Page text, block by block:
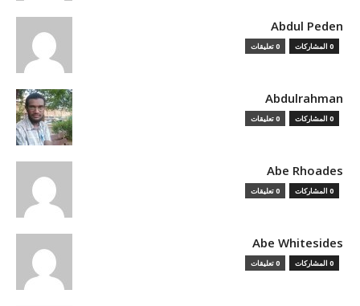
Abdul Peden
0 المشاركات 0 تعليقات
Abdulrahman
0 المشاركات 0 تعليقات
Abe Rhoades
0 المشاركات 0 تعليقات
Abe Whitesides
0 المشاركات 0 تعليقات